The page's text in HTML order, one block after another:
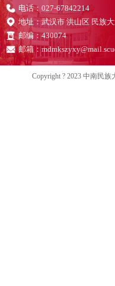
电话：027-67842214
地址：武汉市 洪山区 民族
邮编：430074
邮箱：
Copyright ? 2023 中南民